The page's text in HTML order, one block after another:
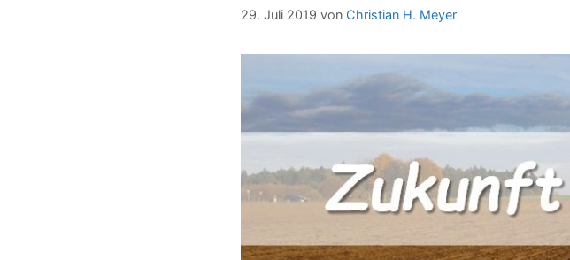
29. Juli 2019 von Christian H. Meyer